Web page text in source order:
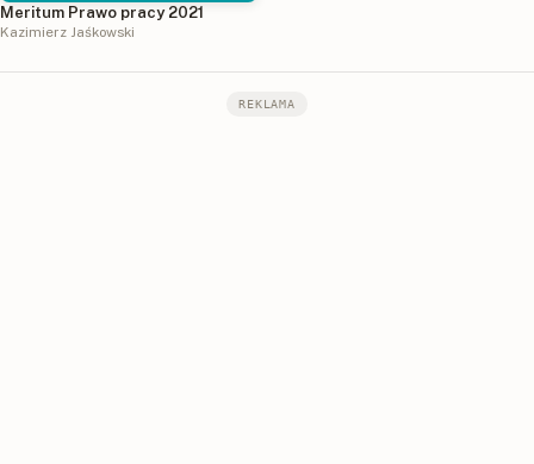
Meritum Prawo pracy 2021
Kazimierz Jaśkowski
REKLAMA